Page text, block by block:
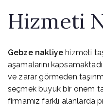
Hizmeti
Gebze nakliye hizmeti
aşamalarını
ve zarar görmeden
seçmek büyük bir önem
firmamız farklı alanlarda